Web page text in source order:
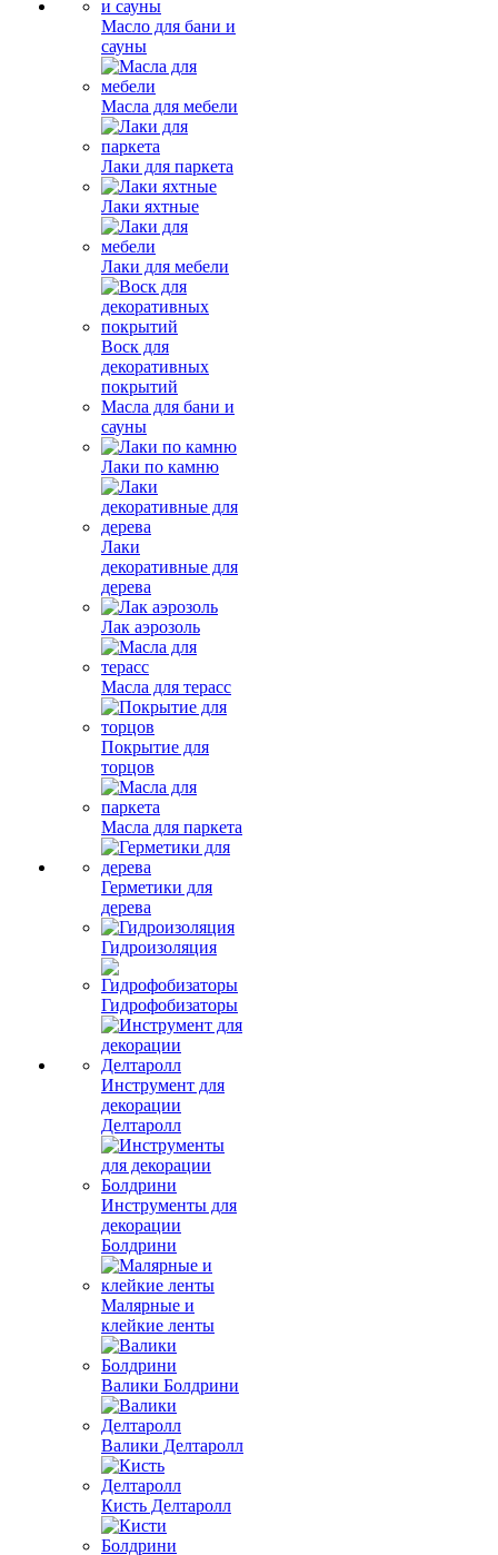
Масло для бани и
сауны
Масла для мебели
Лаки для паркета
Лаки яхтные
Лаки для мебели
Воск для
декоративных
покрытий
Масла для бани и
сауны
Лаки по камню
Лаки
декоративные для
дерева
Лак аэрозоль
Масла для терасс
Покрытие для
торцов
Масла для паркета
Герметики для
дерева
Гидроизоляция
Гидрофобизаторы
Инструмент для
декорации
Делтаролл
Инструменты для
декорации
Болдрини
Малярные и
клейкие ленты
Валики Болдрини
Валики Делтаролл
Кисть Делтаролл